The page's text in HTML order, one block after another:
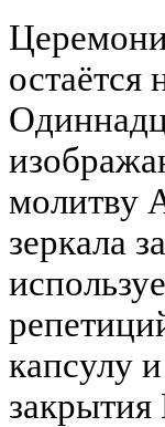
молитву
зеркала
капсулу
закрытия